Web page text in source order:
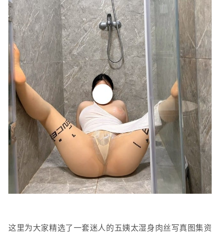
这里为大家精选了一套迷人的五姨太湿身肉丝写真图集资